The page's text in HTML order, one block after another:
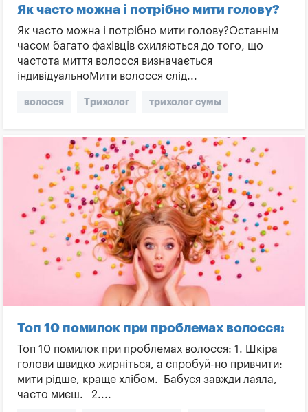
Як часто можна і потрібно мити голову?
Як часто можна і потрібно мити голову?Останнім
часом багато фахівців схиляються до того, що
частота миття волосся визначається
індивідуальноМити волосся слід...
волосся Трихолог трихолог сумы
Топ 10 помилок при проблемах волосся:
Топ 10 помилок при проблемах волосся: 1. Шкіра
голови швидко жирніться, а спробуй-но привчити:
мити рідше, краще хлібом. Бабуся завжди лаяла,
часто миєш. 2....